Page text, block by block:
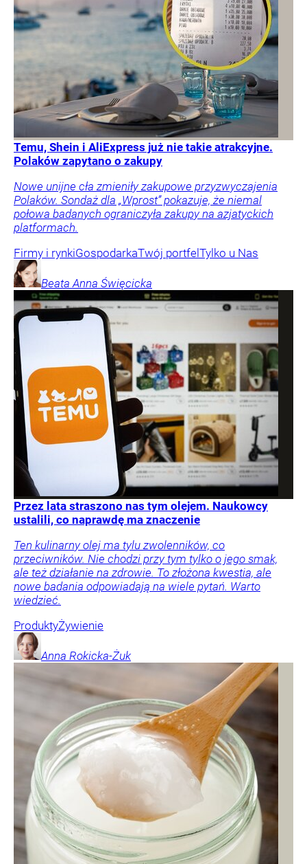
Temu, Shein i AliExpress już nie takie atrakcyjne.
Polaków zapytano o zakupy
Nowe unijne cła zmieniły zakupowe przyzwyczajenia
Polaków. Sondaż dla „Wprost” pokazuje, że niemal
połowa badanych ograniczyła zakupy na azjatyckich
platformach.
Firmy i rynkiGospodarkaTwój portfelTylko u Nas
Beata Anna Święcicka
Przez lata straszono nas tym olejem. Naukowcy
ustalili, co naprawdę ma znaczenie
Ten kulinarny olej ma tylu zwolenników, co
przeciwników. Nie chodzi przy tym tylko o jego smak,
ale też działanie na zdrowie. To złożona kwestia, ale
nowe badania odpowiadają na wiele pytań. Warto
wiedzieć.
ProduktyŻywienie
Anna Rokicka-Żuk